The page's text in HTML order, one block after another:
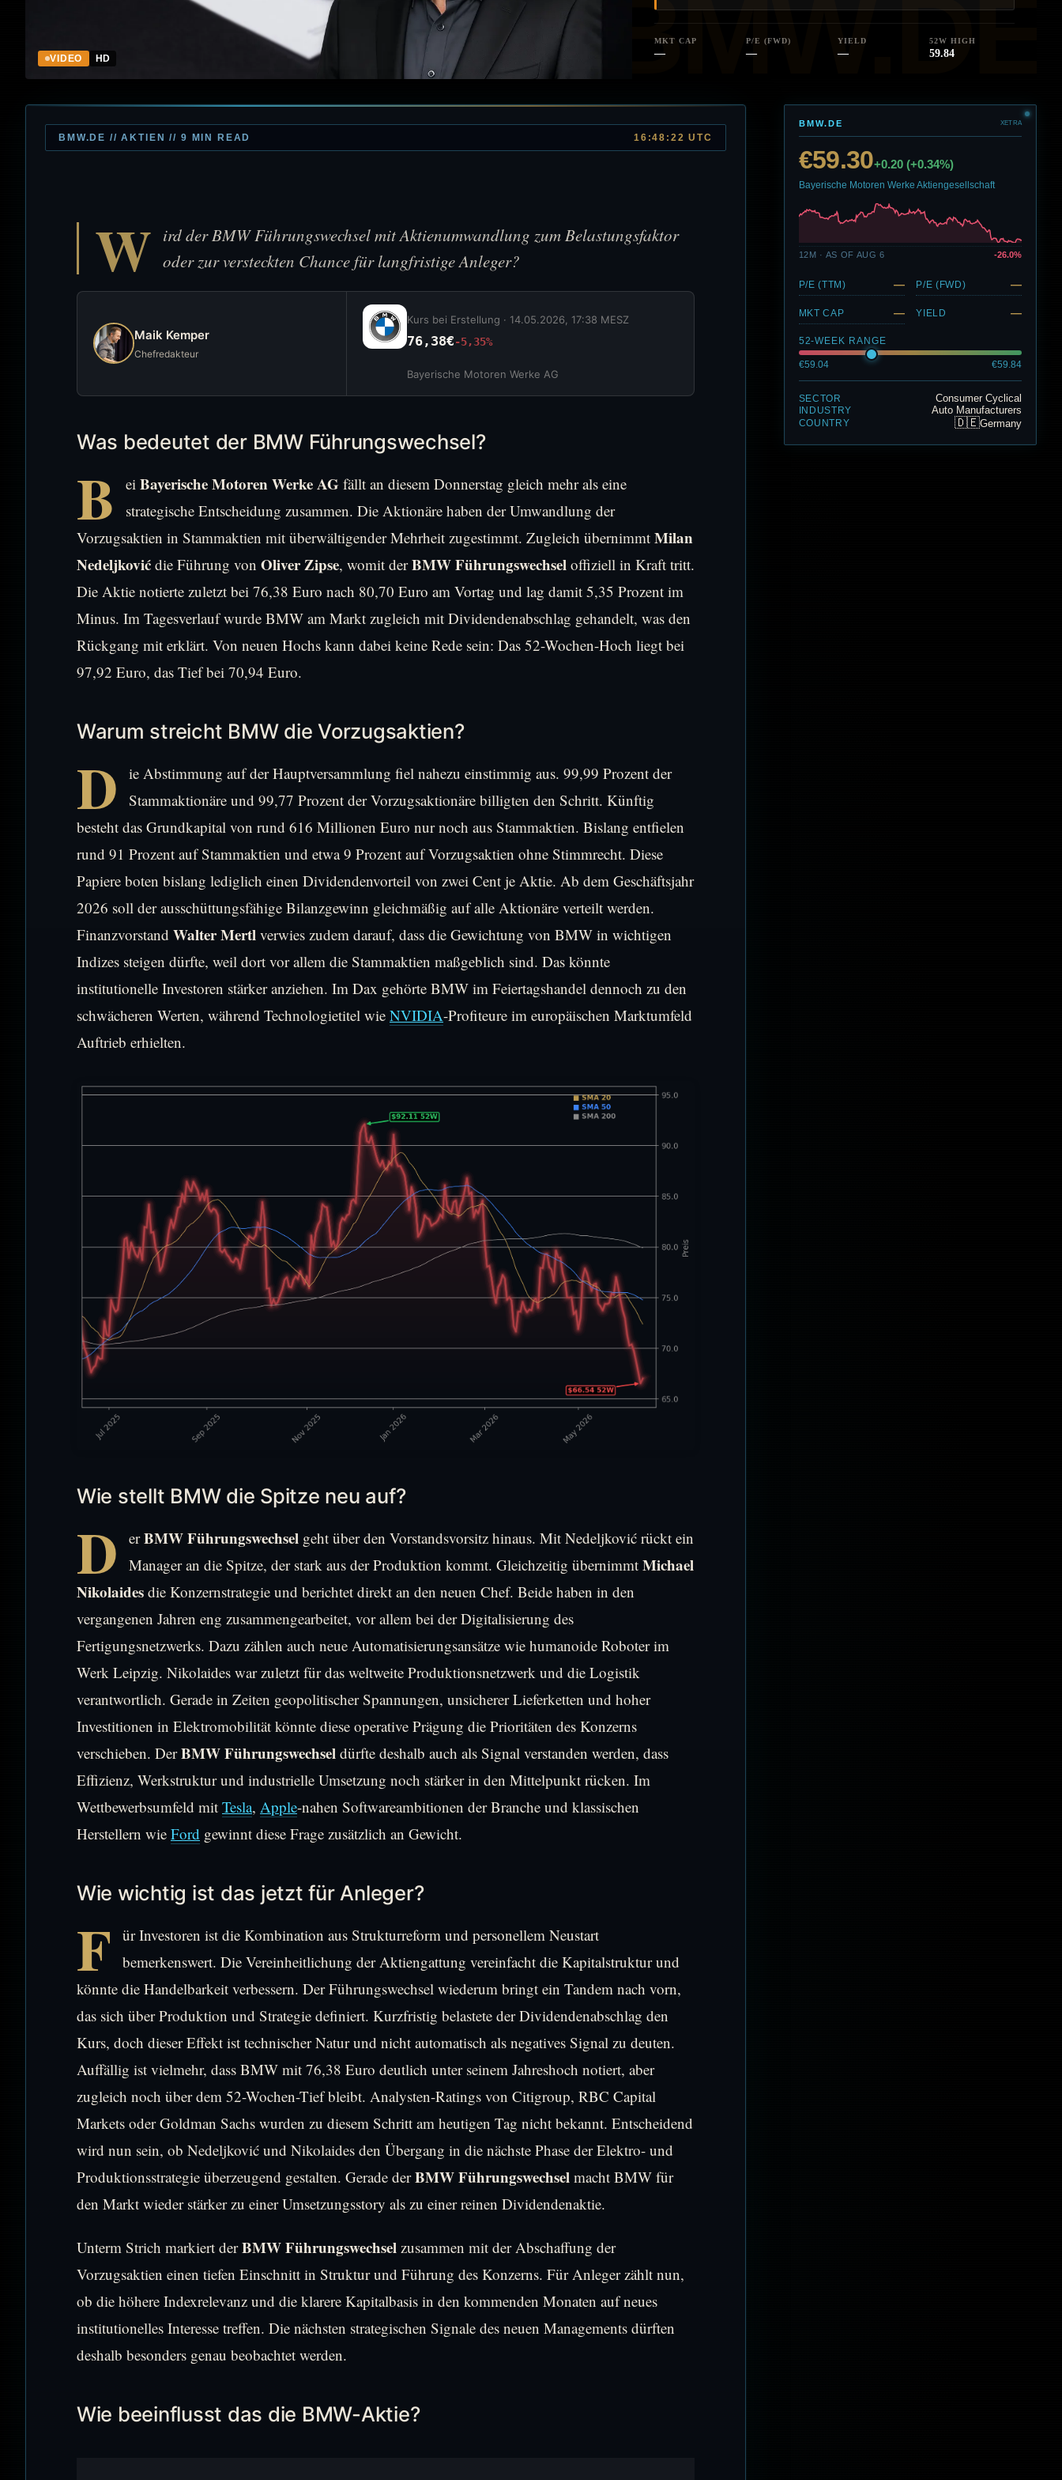
VIDEO HD
MKT CAP
—
P/E (FWD)
—
YIELD
—
52W HIGH
59.84
BMW.DE // AKTIEN // 9 MIN READ 16:48:22 UTC
W ird der BMW Führungswechsel mit Aktienumwandlung zum Belastungsfaktor
oder zur versteckten Chance für langfristige Anleger?
Maik Kemper
Chefredakteur
Kurs bei Erstellung · 14.05.2026, 17:38 MESZ
76,38€-5,35%
Bayerische Motoren Werke AG
Was bedeutet der BMW Führungswechsel?
B ei Bayerische Motoren Werke AG fällt an diesem Donnerstag gleich mehr als eine
strategische Entscheidung zusammen. Die Aktionäre haben der Umwandlung der
Vorzugsaktien in Stammaktien mit überwältigender Mehrheit zugestimmt. Zugleich übernimmt Milan
Nedeljković die Führung von Oliver Zipse, womit derBMW Führungswechsel offiziell in Kraft tritt.
Die Aktie notierte zuletzt bei 76,38 Euro nach 80,70 Euro am Vortag und lag damit 5,35 Prozent im
Minus. Im Tagesverlauf wurde BMW am Markt zugleich mit Dividendenabschlag gehandelt, was den
Rückgang mit erklärt. Von neuen Hochs kann dabei keine Rede sein: Das 52-Wochen-Hoch liegt bei
97,92 Euro, das Tief bei 70,94 Euro.
Warum streicht BMW die Vorzugsaktien?
D
ie Abstimmung auf der Hauptversammlung fiel nahezu einstimmig aus. 99,99 Prozent der
Stammaktionäre und 99,77 Prozent der Vorzugsaktionäre billigten den Schritt. Künftig
besteht das Grundkapital von rund 616 Millionen Euro nur noch aus Stammaktien. Bislang entfielen
rund 91 Prozent auf Stammaktien und etwa 9 Prozent auf Vorzugsaktien ohne Stimmrecht. Diese
Papiere boten bislang lediglich einen Dividendenvorteil von zwei Cent je Aktie. Ab dem Geschäftsjahr
2026 soll der ausschüttungsfähige Bilanzgewinn gleichmäßig auf alle Aktionäre verteilt werden.
Finanzvorstand Walter Mertl verwies zudem darauf, dass die Gewichtung von BMW in wichtigen
Indizes steigen dürfte, weil dort vor allem die Stammaktien maßgeblich sind. Das könnte
institutionelle Investoren stärker anziehen. Im Dax gehörte BMW im Feiertagshandel dennoch zu den
schwächeren Werten, während Technologietitel wie NVIDIA-Profiteure im europäischen Marktumfeld
Auftrieb erhielten.
Wie stellt BMW die Spitze neu auf?
D erBMW Führungswechsel geht über den Vorstandsvorsitz hinaus. Mit Nedeljković rückt ein
Manager an die Spitze, der stark aus der Produktion kommt. Gleichzeitig übernimmt Michael
Nikolaides die Konzernstrategie und berichtet direkt an den neuen Chef. Beide haben in den
vergangenen Jahren eng zusammengearbeitet, vor allem bei der Digitalisierung des
Fertigungsnetzwerks. Dazu zählen auch neue Automatisierungsansätze wie humanoide Roboter im
Werk Leipzig. Nikolaides war zuletzt für das weltweite Produktionsnetzwerk und die Logistik
verantwortlich. Gerade in Zeiten geopolitischer Spannungen, unsicherer Lieferketten und hoher
Investitionen in Elektromobilität könnte diese operative Prägung die Prioritäten des Konzerns
verschieben. DerBMW Führungswechsel dürfte deshalb auch als Signal verstanden werden, dass
Effizienz, Werkstruktur und industrielle Umsetzung noch stärker in den Mittelpunkt rücken. Im
Wettbewerbsumfeld mit Tesla, Apple-nahen Softwareambitionen der Branche und klassischen
Herstellern wie Ford gewinnt diese Frage zusätzlich an Gewicht.
Wie wichtig ist das jetzt für Anleger?
F
ür Investoren ist die Kombination aus Strukturreform und personellem Neustart
bemerkenswert. Die Vereinheitlichung der Aktiengattung vereinfacht die Kapitalstruktur und
könnte die Handelbarkeit verbessern. Der Führungswechsel wiederum bringt ein Tandem nach vorn,
das sich über Produktion und Strategie definiert. Kurzfristig belastete der Dividendenabschlag den
Kurs, doch dieser Effekt ist technischer Natur und nicht automatisch als negatives Signal zu deuten.
Auffällig ist vielmehr, dass BMW mit 76,38 Euro deutlich unter seinem Jahreshoch notiert, aber
zugleich noch über dem 52-Wochen-Tief bleibt. Analysten-Ratings von Citigroup, RBC Capital
Markets oder Goldman Sachs wurden zu diesem Schritt am heutigen Tag nicht bekannt. Entscheidend
wird nun sein, ob Nedeljković und Nikolaides den Übergang in die nächste Phase der Elektro- und
Produktionsstrategie überzeugend gestalten. Gerade derBMW Führungswechsel macht BMW für
den Markt wieder stärker zu einer Umsetzungsstory als zu einer reinen Dividendenaktie.
Unterm Strich markiert derBMW Führungswechsel zusammen mit der Abschaffung der
Vorzugsaktien einen tiefen Einschnitt in Struktur und Führung des Konzerns. Für Anleger zählt nun,
ob die höhere Indexrelevanz und die klarere Kapitalbasis in den kommenden Monaten auf neues
institutionelles Interesse treffen. Die nächsten strategischen Signale des neuen Managements dürften
deshalb besonders genau beobachtet werden.
Wie beeinflusst das die BMW-Aktie?
BMW.DE XETRA
€59.30+0.20 (+0.34%)
Bayerische Motoren Werke Aktiengesellschaft
12M · AS OF AUG 6 -26.0%
P/E (TTM) — P/E (FWD) —
MKT CAP — YIELD —
52-WEEK RANGE
€59.04 €59.84
SECTOR Consumer Cyclical
INDUSTRY Auto Manufacturers
COUNTRY 🇩🇪Germany